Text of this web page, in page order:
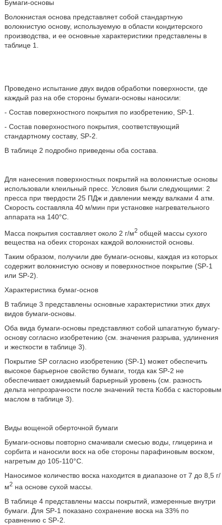
Бумаги-основы
Волокнистая основа представляет собой стандартную
волокнистую основу, используемую в области кондитерского
производства, и ее основные характеристики представлены в
таблице 1.
Проведено испытание двух видов обработки поверхности, где
каждый раз на обе стороны бумаги-основы наносили:
- Состав поверхностного покрытия по изобретению, SP-1.
- Состав поверхностного покрытия, соответствующий
стандартному составу, SP-2.
В таблице 2 подробно приведены оба состава.
Для нанесения поверхностных покрытий на волокнистые основы
использовали клеильный пресс. Условия были следующими: 2
пресса при твердости 25 ПДж и давлении между валками 4 атм.
Скорость составляла 40 м/мин при установке нагревательного
аппарата на 140°С.
Масса покрытия составляет около 2 г/м2 общей массы сухого
вещества на обеих сторонах каждой волокнистой основы.
Таким образом, получили две бумаги-основы, каждая из которых
содержит волокнистую основу и поверхностное покрытие (SP-1
или SP-2).
Характеристика бумаг-основ
В таблице 3 представлены основные характеристики этих двух
видов бумаги-основы.
Оба вида бумаги-основы представляют собой шпагатную бумагу-
основу согласно изобретению (см. значения разрыва, удлинения
и жесткости в таблице 3).
Покрытие SP согласно изобретению (SP-1) может обеспечить
высокое барьерное свойство бумаги, тогда как SP-2 не
обеспечивает ожидаемый барьерный уровень (см. разность
дельта непрозрачности после значений теста Кобба с касторовым
маслом в таблице 3).
Виды вощеной оберточной бумаги
Бумаги-основы повторно смачивали смесью воды, глицерина и
сорбита и наносили воск на обе стороны парафиновым воском,
нагретым до 105-110°С.
Наносимое количество воска находится в диапазоне от 7 до 8,5 г/
м2 на основе сухой массы.
В таблице 4 представлены массы покрытий, измеренные внутри
бумаги. Для SP-1 показано сохранение воска на 33% по
сравнению с SP-2.